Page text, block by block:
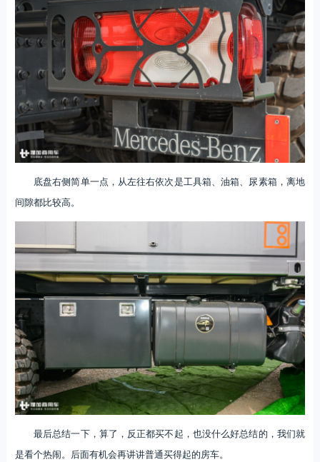
底盘右侧简单一点，从左往右依次是工具箱、油箱、尿素箱，离地
间隙都比较高。
最后总结一下，算了，反正都买不起，也没什么好总结的，我们就
是看个热闹。后面有机会再讲讲普通买得起的房车。